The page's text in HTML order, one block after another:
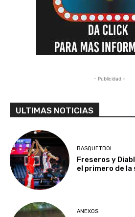
- Publicidad -
ULTIMAS NOTICIAS
BASQUETBOL
Freseros y
el primero de la
ANEXOS